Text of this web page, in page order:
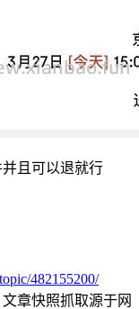
且可以退就行
482155200/
章快照抓取源于网